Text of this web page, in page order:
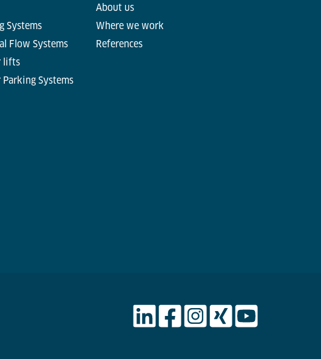
Systems
Flow Systems
lifts
Systems
About us
Where we work
References